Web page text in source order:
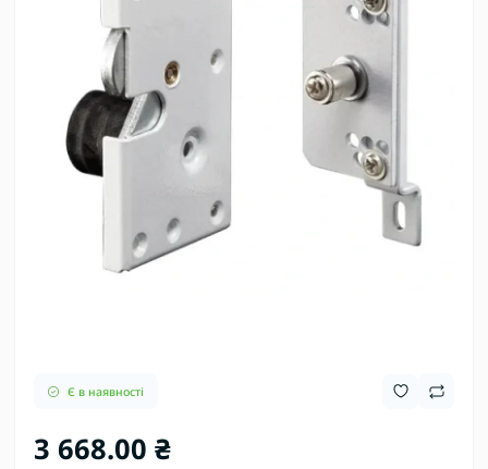
Є в наявності
3 668.00 ₴